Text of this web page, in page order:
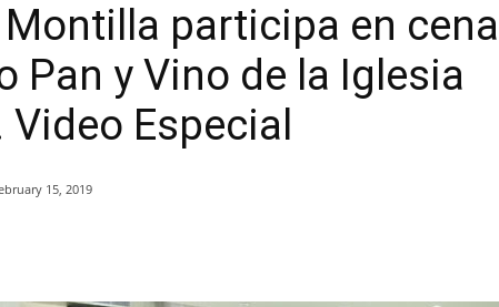
participa en
Pan y Vino de la Iglesia
Especial
15, 2019